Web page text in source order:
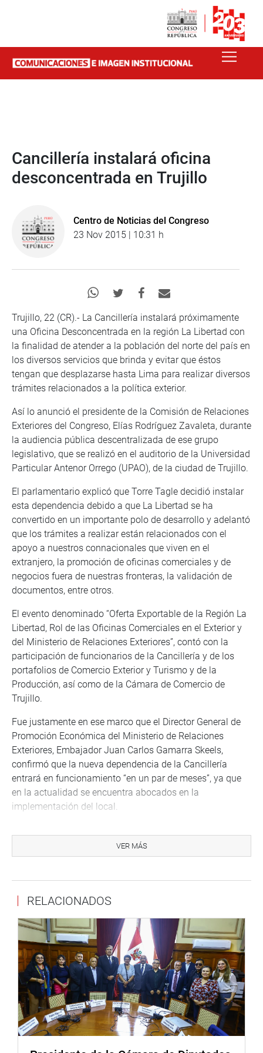
Cancillería instalará oficina
desconcentrada en Trujillo
Centro de Noticias del Congreso
23 Nov 2015 | 10:31 h
Trujillo, 22 (CR).- La Cancillería instalará próximamente
una Oficina Desconcentrada en la región La Libertad con
la finalidad de atender a la población del norte del país en
los diversos servicios que brinda y evitar que éstos
tengan que desplazarse hasta Lima para realizar diversos
trámites relacionados a la política exterior.
Así lo anunció el presidente de la Comisión de Relaciones
Exteriores del Congreso, Elías Rodríguez Zavaleta, durante
la audiencia pública descentralizada de ese grupo
legislativo, que se realizó en el auditorio de la Universidad
Particular Antenor Orrego (UPAO), de la ciudad de Trujillo.
El parlamentario explicó que Torre Tagle decidió instalar
esta dependencia debido a que La Libertad se ha
convertido en un importante polo de desarrollo y adelantó
que los trámites a realizar están relacionados con el
apoyo a nuestros connacionales que viven en el
extranjero, la promoción de oficinas comerciales y de
negocios fuera de nuestras fronteras, la validación de
documentos, entre otros.
El evento denominado “Oferta Exportable de la Región La
Libertad, Rol de las Oficinas Comerciales en el Exterior y
del Ministerio de Relaciones Exteriores”, contó con la
participación de funcionarios de la Cancillería y de los
portafolios de Comercio Exterior y Turismo y de la
Producción, así como de la Cámara de Comercio de
Trujillo.
Fue justamente en ese marco que el Director General de
Promoción Económica del Ministerio de Relaciones
Exteriores, Embajador Juan Carlos Gamarra Skeels,
confirmó que la nueva dependencia de la Cancillería
entrará en funcionamiento “en un par de meses”, ya que
en la actualidad se encuentra abocados en la
implementación del local.
59 embajadas, 69 consulados generales y 4
representaciones permanentes con las que cuenta
empresarios de la región La Libertad.
Por su parte, el Coordinador de la Macro Región Nor Oeste
de PROMPERÚ, Alberto Sánchez Vasallo, instó a la mypes
de Trujillo y a los estudiantes que asistieron al evento a
participar en ferias y ruedas comerciales a fin de
identificar nuevos mercados.
En tanto, el vicepresidente del Comité Gremial de
Comercio de la Cámara de Comercio de Trujillo, Humberto
Flores Cornejo, recordó que las exportaciones representan
VER MÁS
RELACIONADOS